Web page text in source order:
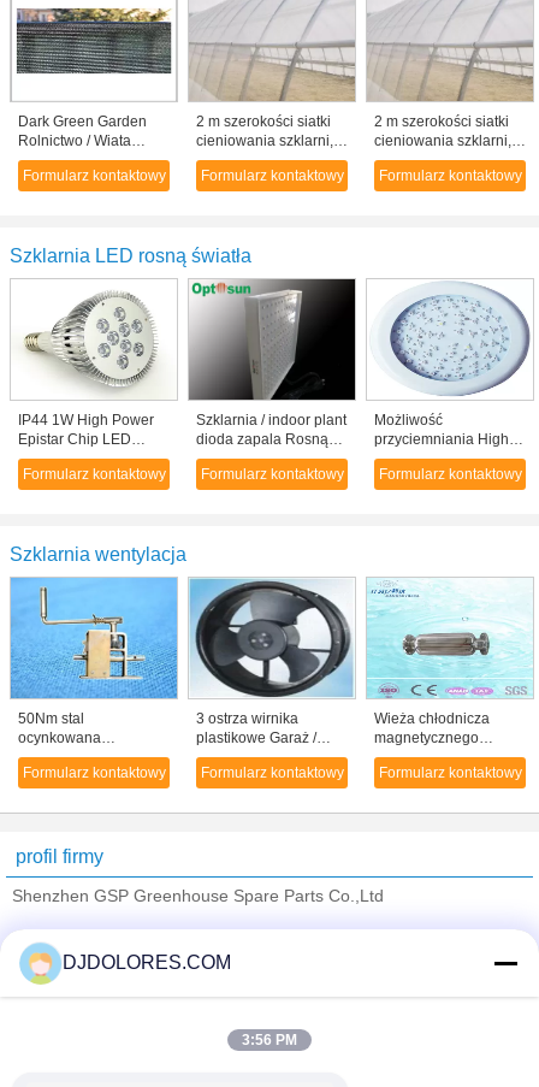
Dark Green Garden
Rolnictwo / Wiata
Shade Siatki /
cieniowanie
Formularz kontaktowy
2 m szerokości siatki
cieniowania szklarni,
szklarnia owadów cień
pokrywa
Formularz kontaktowy
2 m szerokości siatki
cieniowania szklarni,
szklarnia owadów cień
pokrywa
Formularz kontaktowy
Szklarnia LED rosną światła
IP44 1W High Power
Epistar Chip LED
PAR38 Czerwony
Niebieski rosną
Formularz kontaktowy
Szklarnia / indoor plant
dioda zapala Rosnące
6 metrów
kwadratowych 28W
Formularz kontaktowy
Możliwość
przyciemniania High
Power Full Spectrum
LED rosną światła
Formularz kontaktowy
Szklarnia wentylacja
50Nm stal
ocynkowana
Greenhouse
wentylacja manualna
zębatką odlewania
Formularz kontaktowy
3 ostrza wirnika
plastikowe Garaż /
Wentylacja szklarni
Wentylatory PA-66 UL
Formularz kontaktowy
Wieża chłodnicza
magnetycznego
uzdatniania wody
Urządzenia Lime
kamienia
Formularz kontaktowy
profil firmy
Shenzhen GSP Greenhouse Spare Parts Co.,Ltd
Trust Seal
Verified Suplier
DJDOLORES.COM
3:56 PM